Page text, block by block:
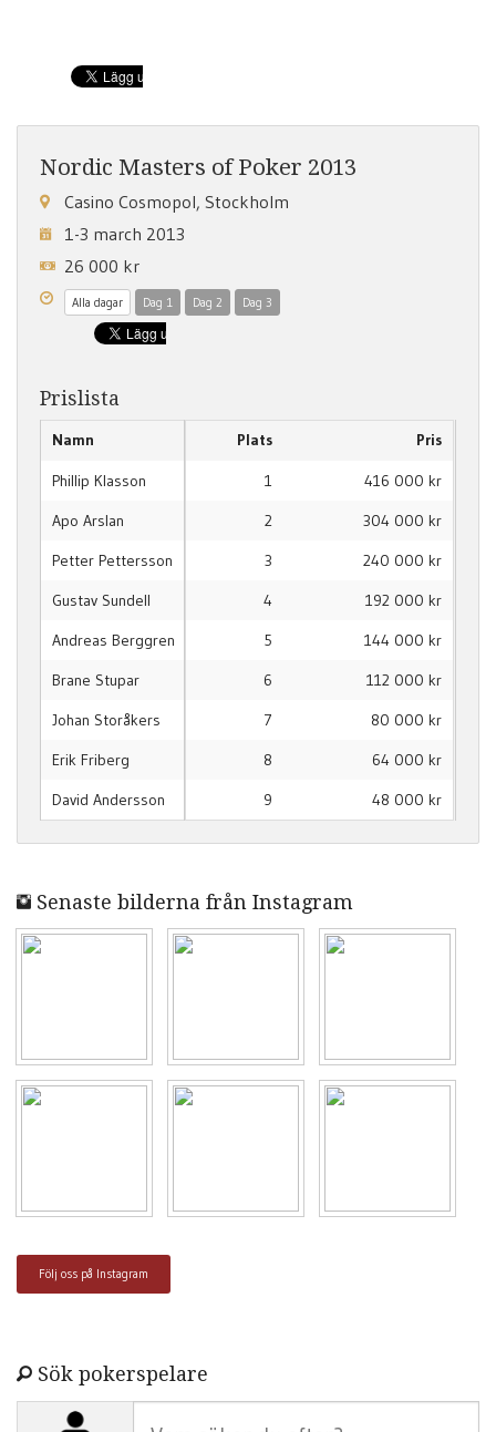
Nordic Masters of Poker 2013
Casino Cosmopol, Stockholm
1-3 march 2013
26 000 kr
Alla dagar Dag 1 Dag 2 Dag 3
Prislista
Plats Pris
1
416 000 kr
2
304 000 kr
3
240 000 kr
4
192 000 kr
5
144 000 kr
6
112 000 kr
7
80 000 kr
8
64 000 kr
9
48 000 kr
Namn
Phillip Klasson
Apo Arslan
Petter Pettersson
Gustav Sundell
Andreas Berggren
Brane Stupar
Johan Storåkers
Erik Friberg
David Andersson
Senaste bilderna från Instagram
Följ oss på Instagram
Sök pokerspelare